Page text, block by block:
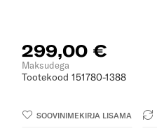
299,00 €
Maksudega
Tootekood 151780-1388
SOOVINIMEKIRJA LISAMA